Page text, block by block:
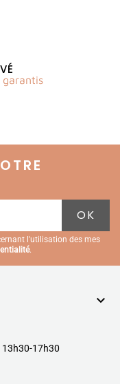
garantis
l'utilisation des mes
.

13h30-17h30